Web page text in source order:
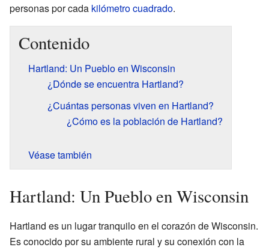
personas por cada kilómetro cuadrado.
Contenido
Hartland: Un Pueblo en Wisconsin
¿Dónde se encuentra Hartland?
¿Cuántas personas viven en Hartland?
¿Cómo es la población de Hartland?
Véase también
Hartland: Un Pueblo en Wisconsin
Hartland es un lugar tranquilo en el corazón de Wisconsin.
Es conocido por su ambiente rural y su conexión con la